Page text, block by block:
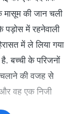
मासूम की जान चली
में रहनेवाली
में ले लिया गया
बच्ची के परिजनों
चलाने की वजह से
वह एक निजी